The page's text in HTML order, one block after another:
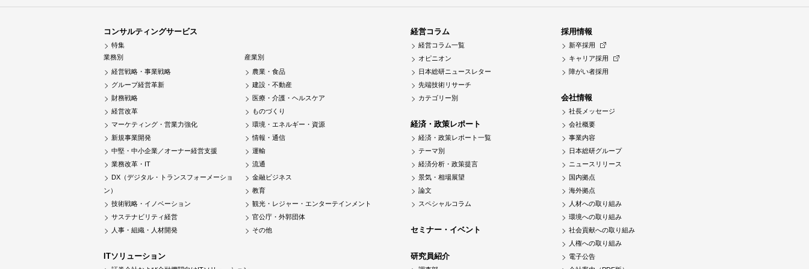
コンサルティングサービス
特集
業務別
経営戦略・事業戦略
グループ経営革新
財務戦略
経営改革
マーケティング・営業力強化
新規事業開発
中堅・中小企業／オーナー経営支援
業務改革・IT
DX（デジタル・トランスフォーメーショ
ン）
技術戦略・イノベーション
サステナビリティ経営
人事・組織・人材開発
産業別
農業・食品
建設・不動産
医療・介護・ヘルスケア
ものづくり
環境・エネルギー・資源
情報・通信
運輸
流通
金融ビジネス
教育
観光・レジャー・エンターテインメント
官公庁・外郭団体
その他
ITソリューション
経営コラム
経営コラム一覧
オピニオン
日本総研ニュースレター
先端技術リサーチ
カテゴリー別
経済・政策レポート
経済・政策レポート一覧
テーマ別
経済分析・政策提言
景気・相場展望
論文
スペシャルコラム
セミナー・イベント
研究員紹介
採用情報
新卒採用
キャリア採用
障がい者採用
会社情報
社長メッセージ
会社概要
事業内容
日本総研グループ
ニュースリリース
国内拠点
海外拠点
人材への取り組み
環境への取り組み
社会貢献への取り組み
人権への取り組み
電子公告